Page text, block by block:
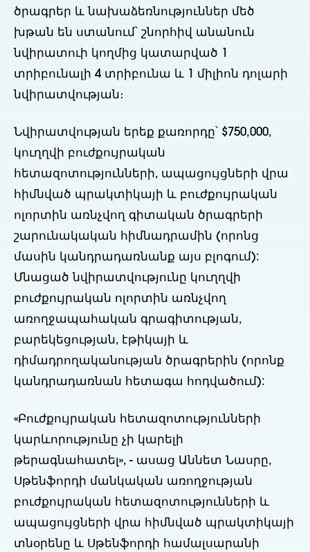
ծրագրեր և նախաձեռնություններ մեծ
խթան են ստանում՝ շնորհիվ անանուն
նվիրատուի կողմից կատարված 1
տրիբունալի 4 տրիբունա և 1 միլիոն դոլարի
նվիրատվության։
Նվիրատվության երեք քառորդը՝ $750,000,
կուղղվի բուժքույրական
հետազոտությունների, ապացույցների վրա
հիմնված պրակտիկայի և բուժքույրական
ոլորտին առնչվող գիտական ծրագրերի
շարունակական հիմնադրամին (որոնց
մասին կանդրադառնանք այս բլոգում):
Մնացած նվիրատվությունը կուղղվի
բուժքույրական ոլորտին առնչվող
առողջապահական գրագիտության,
բարեկեցության, էթիկայի և
դիմադրողականության ծրագրերին (որոնք
կանդրադառնան հետագա հոդվածում):
«Բուժքույրական հետազոտությունների
կարևորությունը չի կարելի
թերագնահատել», - ասաց Աննետ Նասրը,
Սթենֆորդի մանկական առողջության
բուժքույրական հետազոտությունների և
ապացույցների վրա հիմնված պրակտիկայի
տնօրենը և Սթենֆորդի համալսարանի